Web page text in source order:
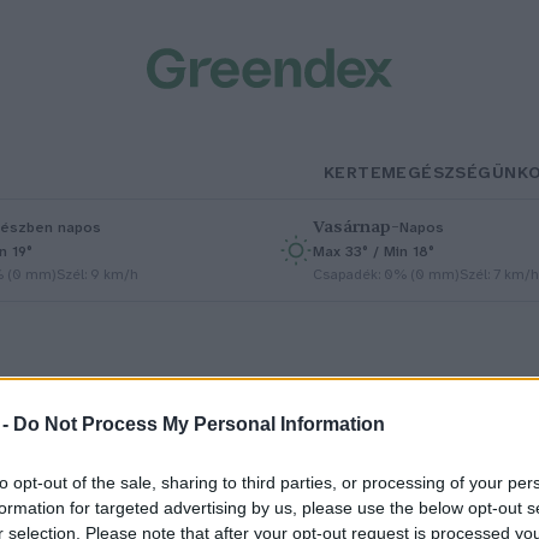
Do Not Process My Personal Information
opt-out of the sale, sharing to third parties, or processing of your
for targeted advertising by us, please use the below opt-out
selection. Please note that after your opt-out request is processed
KERTEMEGÉSZSÉGÜNK
napos
19°
(0 mm)Szél: 9 km/h
Vasárnap–Napos
Max 33° / Min 18°
Csapadék: 0% (0 mm)Szél: 7 km/h
kapott az orchideás